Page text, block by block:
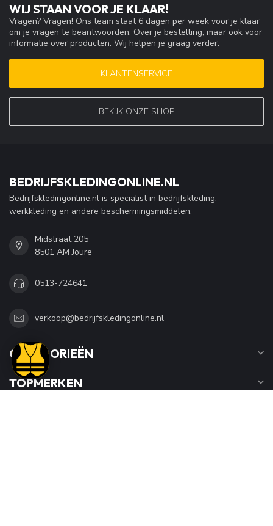
WIJ STAAN VOOR JE KLAAR!
Vragen? Vragen! Ons team staat 6 dagen per week voor je klaar
om je vragen te beantwoorden. Over je bestelling, maar ook voor
informatie over producten. Wij helpen je graag verder.
KLANTENSERVICE
BEKIJK ONZE SHOP
BEDRIJFSKLEDINGONLINE.NL
Bedrijfskledingonline.nl is specialist in bedrijfskleding,
werkkleding en andere beschermingsmiddelen.
Midstraat 205
8501 AM Joure
0513-724641
verkoop@bedrijfskledingonline.nl
CATEGORIEËN
TOPMERKEN